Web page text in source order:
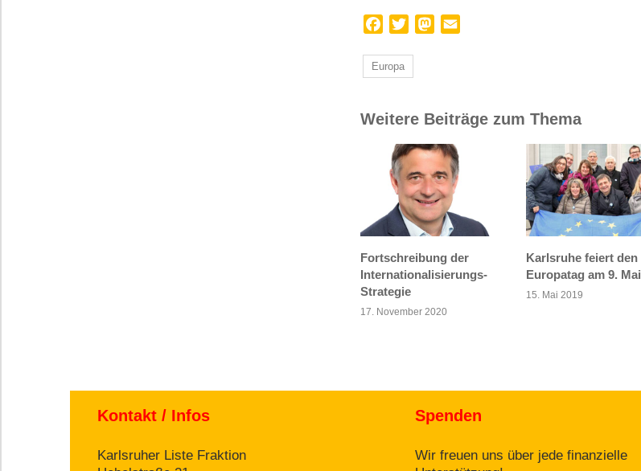
Facebook
TwitterMastodon
Europa
Weitere Beiträge zum Thema
Fortschreibung der
Internationalisierungs-
Strategie
17. November 2020
Karlsruhe feiert den
Europatag am 9. Mai
15. Mai 2019
Kontakt / Infos
Karlsruher Liste Fraktion
Spenden
Wir freuen uns über jede finanzielle